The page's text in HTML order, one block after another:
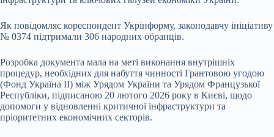
Як повідомляє кореспондент Укрінформу, законодавчу ініціативу
№ 0374 підтримали 306 народних обранців.
Розробка документа мала на меті виконання внутрішніх
процедур, необхідних для набуття чинності Грантовою угодою
(Фонд Україна II) між Урядом України та Урядом Французької
Республіки, підписаною 20 лютого 2026 року в Києві, щодо
допомоги у відновленні критичної інфраструктури та
пріоритетних економічних секторів.